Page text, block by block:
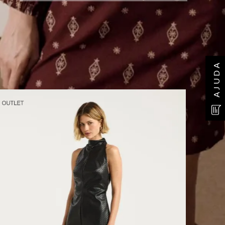
AJUDA
Troca em lojas físicas e devolução grátis no site.
saiba mais